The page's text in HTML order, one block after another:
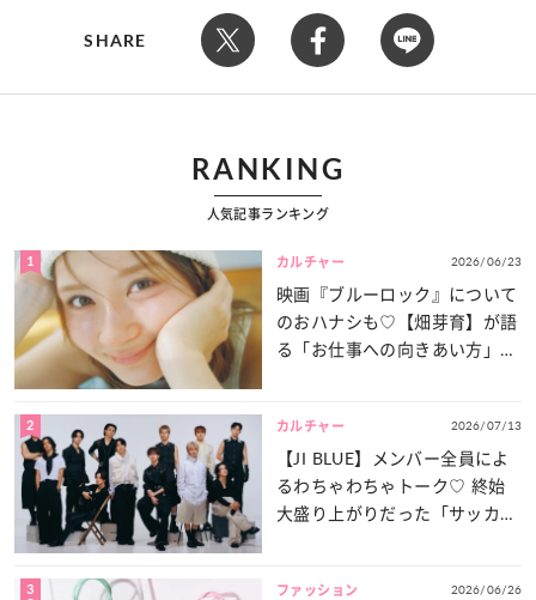
SHARE
RANKING
人気記事ランキング
1 カルチャー 2026/06/23
映画『ブルーロック』について
のおハナシも♡【畑芽育】が語
る「お仕事への向きあい方」と
2 カルチャー 2026/07/13
【JI BLUE】メンバー全員によ
るわちゃわちゃトーク♡ 終始
大盛り上がりだった「サッカー
3 ファッション 2026/06/26